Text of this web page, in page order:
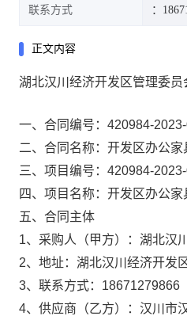
联系方式 ：
正文内容
湖北汉川经济开发区管理委
一、合同编号： 420984-
二、合同名称： 开发区办公家
三、项目编号： 420984-
四、项目名称： 开发区办公家
五、合同主体
1、采购人（甲方）： 湖北汉
2、地址： 湖北汉川经济开发
3、联系方式： 18671279866
4、供应商（乙方）： 汉川市